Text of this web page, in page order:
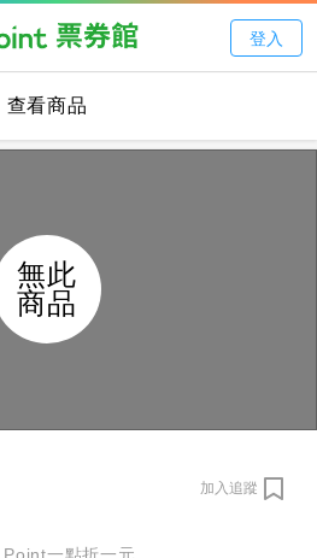
登入
查看商品
無此
商品
加入追蹤